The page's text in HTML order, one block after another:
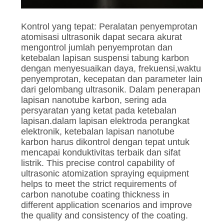
Kontrol yang tepat: Peralatan penyemprotan
atomisasi ultrasonik dapat secara akurat
mengontrol jumlah penyemprotan dan
ketebalan lapisan suspensi tabung karbon
dengan menyesuaikan daya, frekuensi,waktu
penyemprotan, kecepatan dan parameter lain
dari gelombang ultrasonik. Dalam penerapan
lapisan nanotube karbon, sering ada
persyaratan yang ketat pada ketebalan
lapisan.dalam lapisan elektroda perangkat
elektronik, ketebalan lapisan nanotube
karbon harus dikontrol dengan tepat untuk
mencapai konduktivitas terbaik dan sifat
listrik. This precise control capability of
ultrasonic atomization spraying equipment
helps to meet the strict requirements of
carbon nanotube coating thickness in
different application scenarios and improve
the quality and consistency of the coating.